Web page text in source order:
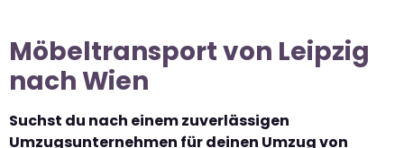
Möbeltransport von Leipzig
nach Wien
Suchst du nach einem zuverlässigen
Umzugsunternehmen für deinen Umzug von